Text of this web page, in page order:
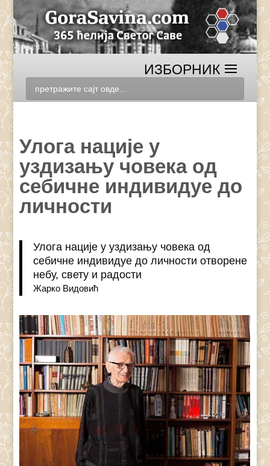
Улога нације у
уздизању човека од
себичне индивидуе до
личности
Улога нације у уздизању човека од
себичне индивидуе до личности отворене
небу, свету и радости
Жарко Видовић